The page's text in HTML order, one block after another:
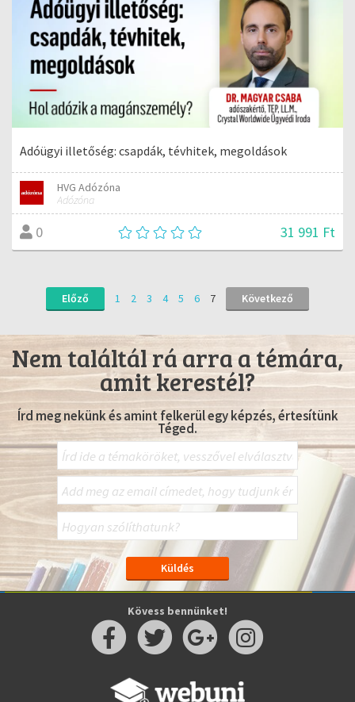
Adóügyi illetőség: csapdák, tévhitek, megoldások
HVG Adózóna
Adózóna
0 31 991 Ft
Előző 1 2 3 4 5 6 7 Következő
Nem találtál rá arra a témára,
amit kerestél?
Írd meg nekünk és amint felkerül egy képzés, értesítünk
Téged.
Kövess bennünket!